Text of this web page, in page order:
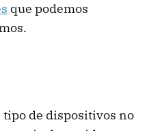
que podemos
tipo de dispositivos no